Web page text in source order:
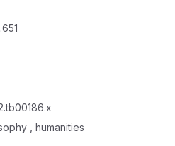
, humanities